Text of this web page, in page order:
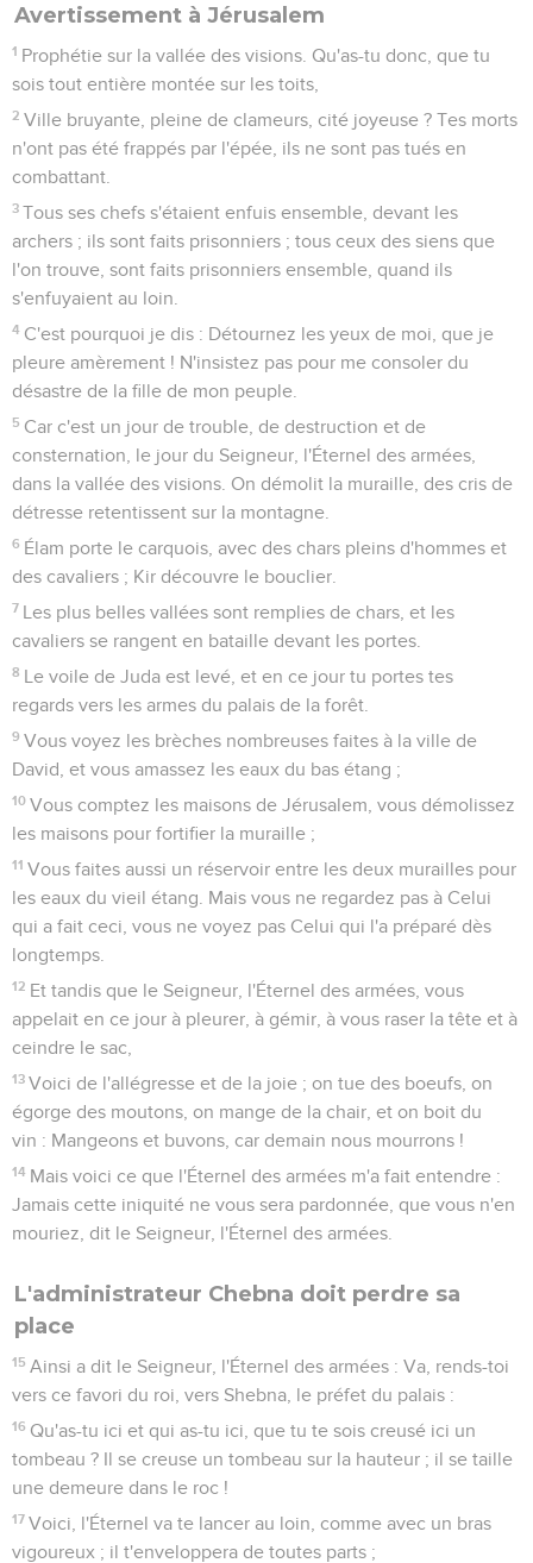
Avertissement à Jérusalem
1 Prophétie sur la vallée des visions. Qu'as-tu donc, que tu
sois tout entière montée sur les toits,
2 Ville bruyante, pleine de clameurs, cité joyeuse ? Tes morts
n'ont pas été frappés par l'épée, ils ne sont pas tués en
combattant.
3 Tous ses chefs s'étaient enfuis ensemble, devant les
archers ; ils sont faits prisonniers ; tous ceux des siens que
l'on trouve, sont faits prisonniers ensemble, quand ils
s'enfuyaient au loin.
4 C'est pourquoi je dis : Détournez les yeux de moi, que je
pleure amèrement ! N'insistez pas pour me consoler du
désastre de la fille de mon peuple.
5 Car c'est un jour de trouble, de destruction et de
consternation, le jour du Seigneur, l'Éternel des armées,
dans la vallée des visions. On démolit la muraille, des cris de
détresse retentissent sur la montagne.
6 Élam porte le carquois, avec des chars pleins d'hommes et
des cavaliers ; Kir découvre le bouclier.
7 Les plus belles vallées sont remplies de chars, et les
cavaliers se rangent en bataille devant les portes.
8 Le voile de Juda est levé, et en ce jour tu portes tes
regards vers les armes du palais de la forêt.
9 Vous voyez les brèches nombreuses faites à la ville de
David, et vous amassez les eaux du bas étang ;
10 Vous comptez les maisons de Jérusalem, vous démolissez
les maisons pour fortifier la muraille ;
11 Vous faites aussi un réservoir entre les deux murailles pour
les eaux du vieil étang. Mais vous ne regardez pas à Celui
qui a fait ceci, vous ne voyez pas Celui qui l'a préparé dès
longtemps.
12 Et tandis que le Seigneur, l'Éternel des armées, vous
appelait en ce jour à pleurer, à gémir, à vous raser la tête et à
ceindre le sac,
13 Voici de l'allégresse et de la joie ; on tue des boeufs, on
égorge des moutons, on mange de la chair, et on boit du
vin : Mangeons et buvons, car demain nous mourrons !
14 Mais voici ce que l'Éternel des armées m'a fait entendre :
Jamais cette iniquité ne vous sera pardonnée, que vous n'en
mouriez, dit le Seigneur, l'Éternel des armées.
L'administrateur Chebna doit perdre sa
place
15 Ainsi a dit le Seigneur, l'Éternel des armées : Va, rends-toi
vers ce favori du roi, vers Shebna, le préfet du palais :
16 Qu'as-tu ici et qui as-tu ici, que tu te sois creusé ici un
tombeau ? Il se creuse un tombeau sur la hauteur ; il se taille
une demeure dans le roc !
17 Voici, l'Éternel va te lancer au loin, comme avec un bras
vigoureux ; il t'enveloppera de toutes parts ;